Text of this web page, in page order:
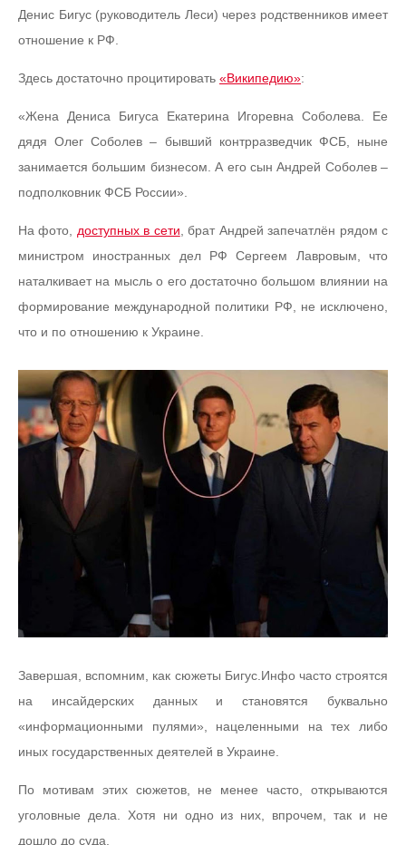
Денис Бигус (руководитель Леси) через родственников имеет
отношение к РФ.
Здесь достаточно процитировать «Википедию»:
«Жена Дениса Бигуса Екатерина Игоревна Соболева. Ее
дядя Олег Соболев – бывший контрразведчик ФСБ, ныне
занимается большим бизнесом. А его сын Андрей Соболев –
подполковник ФСБ России».
На фото, доступных в сети, брат Андрей запечатлён рядом с
министром иностранных дел РФ Сергеем Лавровым, что
наталкивает на мысль о его достаточно большом влиянии на
формирование международной политики РФ, не исключено,
что и по отношению к Украине.
Завершая, вспомним, как сюжеты Бигус.Инфо часто строятся
на инсайдерских данных и становятся буквально
«информационными пулями», нацеленными на тех либо
иных государственных деятелей в Украине.
По мотивам этих сюжетов, не менее часто, открываются
уголовные дела. Хотя ни одно из них, впрочем, так и не
дошло до суда.